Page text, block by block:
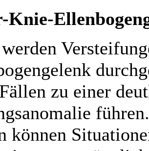
Knie-
zu einer
können